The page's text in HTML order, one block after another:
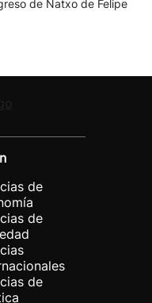
de Natxo de Felipe
de
de
de